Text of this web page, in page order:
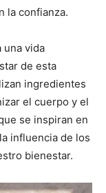
la confianza.
una vida
de esta
ingredientes
el cuerpo y el
se inspiran en
influencia de los
bienestar.